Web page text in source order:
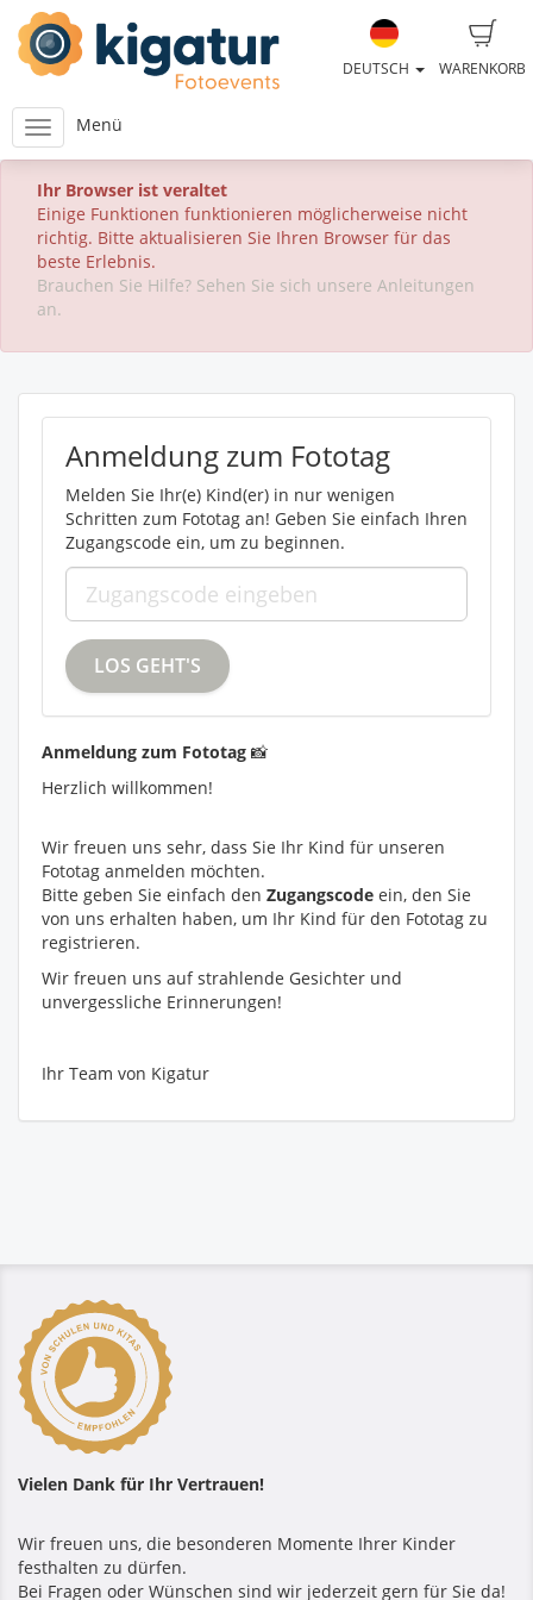
WARENKORB
DEUTSCH
Menü
Ihr Browser ist veraltet
Einige Funktionen funktionieren möglicherweise nicht
richtig. Bitte aktualisieren Sie Ihren Browser für das
beste Erlebnis.
Brauchen Sie Hilfe? Sehen Sie sich unsere Anleitungen
an.
Anmeldung zum Fototag
Melden Sie Ihr(e) Kind(er) in nur wenigen
Schritten zum Fototag an! Geben Sie einfach Ihren
Zugangscode ein, um zu beginnen.
Anmeldung zum Fototag 📸
Herzlich willkommen!
Wir freuen uns sehr, dass Sie Ihr Kind für unseren
Fototag anmelden möchten.
Bitte geben Sie einfach den Zugangscode ein, den Sie
von uns erhalten haben, um Ihr Kind für den Fototag zu
registrieren.
Wir freuen uns auf strahlende Gesichter und
unvergessliche Erinnerungen!
Ihr Team von Kigatur
Vielen Dank für Ihr Vertrauen!
Wir freuen uns, die besonderen Momente Ihrer Kinder
festhalten zu dürfen.
Bei Fragen oder Wünschen sind wir jederzeit gern für Sie da!